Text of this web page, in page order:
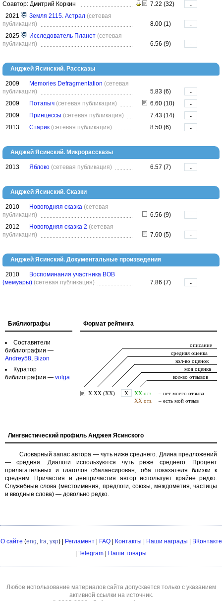
Соавтор: Дмитрий Коркин
7.22 (32)
-
2021
Земля 2115. Астрал (сетевая
публикация)
8.00 (1)
-
2025
Исследователь Планет (сетевая
публикация)
6.56 (9) -
Анджей Ясинский. Рассказы
2009 Memories Defragmentation (сетевая
публикация)
5.83 (6)
-
2009
Потапыч (сетевая публикация) 6.60 (10)
-
2009
Принцессы (сетевая публикация) 7.43 (14)
-
2013
Старик (сетевая публикация) 8.50 (6) -
Анджей Ясинский. Микрорассказы
2013 Яблоко (сетевая публикация) 6.57 (7) -
Анджей Ясинский. Сказки
2010 Новогодняя сказка (сетевая
публикация)
6.56 (9)
-
2012
Новогодняя сказка 2 (сетевая
публикация)
7.60 (5) -
Анджей Ясинский. Документальные произведения
2010
Воспоминания участника ВОВ
(мемуары) (сетевая публикация) 7.86 (7) -
Формат рейтинга
Библиографы
Составители
библиографии —
Andrey58, Bizon
Куратор
библиографии — volga
Лингвистический профиль Анджея Ясинского
Словарный запас автора — чуть ниже среднего. Длина предложений
— средняя. Диалоги используются чуть реже среднего. Процент
прилагательных и глаголов сбалансирован, оба показателя близки к
средним. Причастия и деепричастия автор использует крайне редко.
Служебные слова (местоимения, предлоги, союзы, междометия, частицы
и вводные слова) — довольно редко.
О сайте (eng, fra, укр) | Регламент| FAQ| Контакты Наши награды
ВКонтакте
Telegram Наши товары
Любое использование материалов сайта допускается только с указанием
активной ссылки на источник.